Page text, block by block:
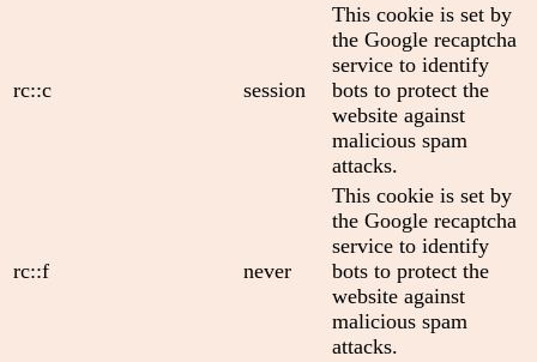
rc::c session
This cookie is set by
the Google recaptcha
service to identify
bots to protect the
website against
malicious spam
attacks.
rc::f never
This cookie is set by
the Google recaptcha
service to identify
bots to protect the
website against
malicious spam
attacks.